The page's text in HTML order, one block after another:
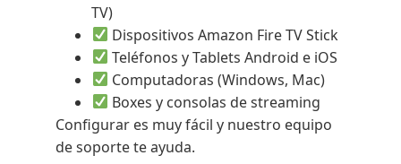
TV)
Dispositivos Amazon Fire TV Stick
Teléfonos y Tablets Android e iOS
Computadoras (Windows, Mac)
Boxes y consolas de streaming
Configurar es muy fácil y nuestro equipo
de soporte te ayuda.